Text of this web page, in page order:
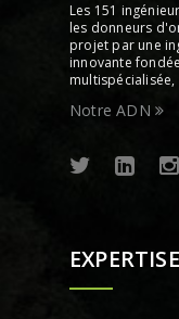
Les 151
les donneurs
projet par une
innovante
Notre ADN